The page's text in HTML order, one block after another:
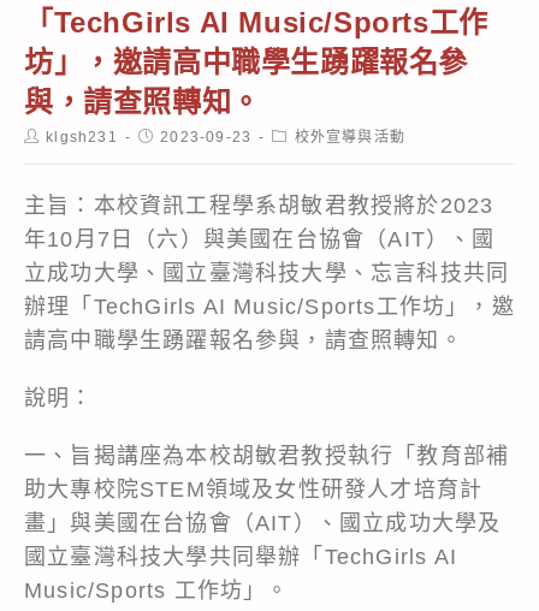
「TechGirls AI Music/Sports工作
坊」，邀請高中職學生踴躍報名參
與，請查照轉知。
Postklgsh231
Post2023-09-23
Post校外宣導與活動
主旨：本校資訊工程學系胡敏君教授將於2023
年10月7日（六）與美國在台協會（AIT）、國
立成功大學、國立臺灣科技大學、忘言科技共同
辦理「TechGirls AI Music/Sports工作坊」，邀
請高中職學生踴躍報名參與，請查照轉知。
說明：
一、旨揭講座為本校胡敏君教授執行「教育部補
助大專校院STEM領域及女性研發人才培育計
畫」與美國在台協會（AIT）、國立成功大學及
國立臺灣科技大學共同舉辦「TechGirls AI
Music/Sports 工作坊」。